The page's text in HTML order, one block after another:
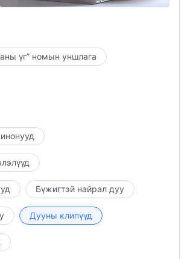
олно!
үг” номын уншлага
Бүжигтэй найрал дуу
Дууны клипүүд